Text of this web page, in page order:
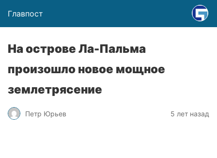
Главпост
На острове Ла-Пальма
произошло новое мощное
землетрясение
Петр Юрьев 5 лет назад